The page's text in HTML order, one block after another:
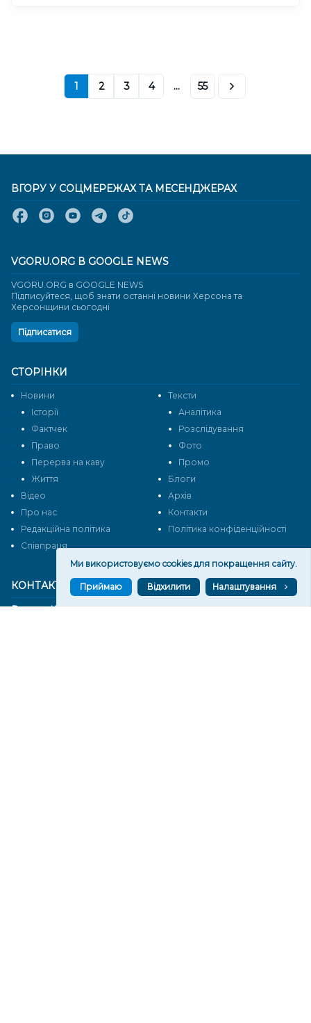
1 2 3 4 ... 55
КОНТАКТИ
Редакційний відділ:
СТОРІНКИ
Новини
Тексти
Історії
Аналітика
Фактчек
Розслідування
Право
Фото
Перерва на каву
Промо
Життя
Блоги
Відео
Архів
Про нас
Контакти
Редакційна політика
Політика конфіденційності
Cпівпраця
ВГОРУ У СОЦМЕРЕЖАХ ТА МЕСЕНДЖЕРАХ
VGORU.ORG В GOOGLE NEWS
VGORU.ORG в GOOGLE NEWS
Підписуйтеся, щоб знати останні новини Херсона та
Херсонщини сьогодні
Підписатися
Ми використовуємо cookies для покращення сайту.
Приймаю Відхилити Налаштування